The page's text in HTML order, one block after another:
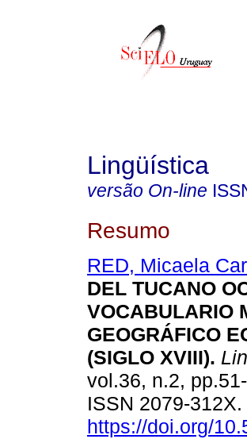
Lingüística
versão On-line
Resumo
RED, Micaela
DEL TUCANO
VOCABULARIO
GEOGRÁFICO
(SIGLO XVIII).
vol.36, n.2,
ISSN 2079-312X.
https://doi.org/